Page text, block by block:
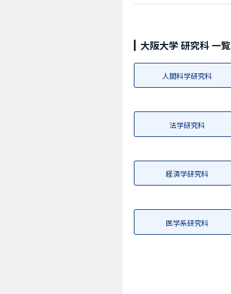
大阪大学 研究科 一覧
人間科学研究科
法学研究科
経済学研究科
医学系研究科